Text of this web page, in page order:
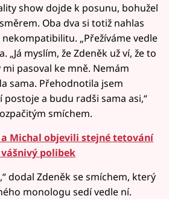
show dojde k posunu, bohužel
Oba dva si totiž nahlas
„Přežíváme vedle
„Já myslím, že Zdeněk už ví, že to
pasoval ke mně. Nemám
sama. Přehodnotila jsem
postoje a budu radši sama asi,“
smíchem.
Michal objevili stejné tetování
polibek
dodal Zdeněk se smíchem, který
monologu sedí vedle ní.